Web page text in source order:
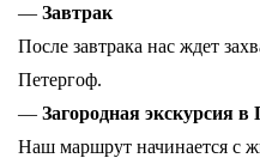
—Завтрак
После завтрака нас ждет
Петергоф.
—Загородная экскурсия в
Наш маршрут начинается с